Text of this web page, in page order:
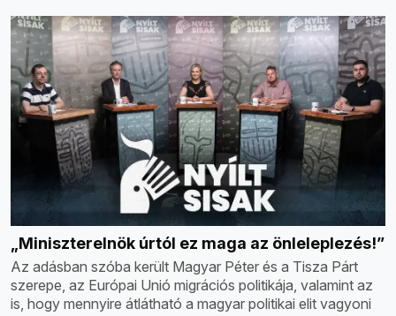
„Miniszterelnök úrtól ez maga az önleleplezés!”
Az adásban szóba került Magyar Péter és a Tisza Párt
szerepe, az Európai Unió migrációs politikája, valamint az
is, hogy mennyire átlátható a magyar politikai elit vagyoni